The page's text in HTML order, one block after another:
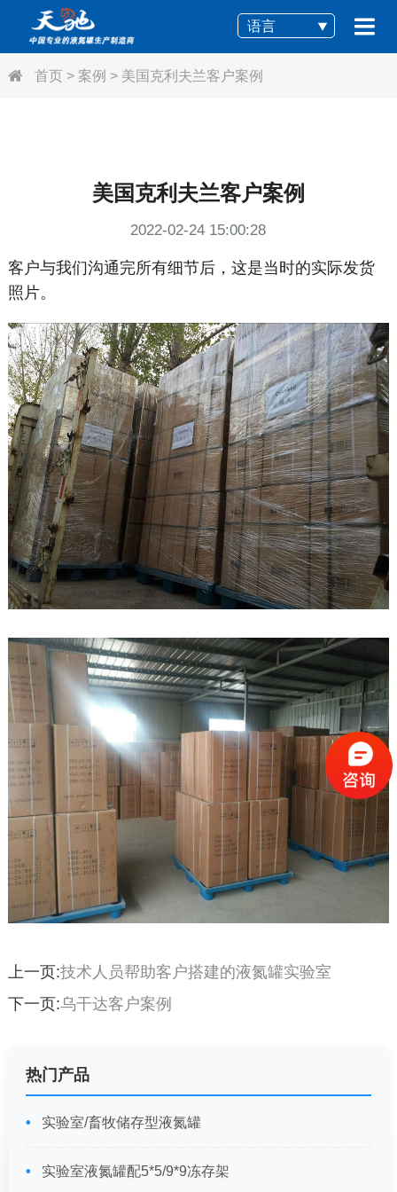
语言
首页> 案例 > 美国克利夫兰客户案例
美国克利夫兰客户案例
2022-02-24 15:00:28
客户与我们沟通完所有细节后，这是当时的实际发货
照片。
上一页:技术人员帮助客户搭建的液氮罐实验室
下一页:乌干达客户案例
热门产品
实验室/畜牧储存型液氮罐
实验室液氮罐配5*5/9*9冻存架